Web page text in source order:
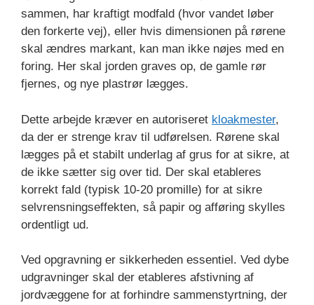
sammen, har kraftigt modfald (hvor vandet løber
den forkerte vej), eller hvis dimensionen på rørene
skal ændres markant, kan man ikke nøjes med en
foring. Her skal jorden graves op, de gamle rør
fjernes, og nye plastrør lægges.
Dette arbejde kræver en autoriseret kloakmester,
da der er strenge krav til udførelsen. Rørene skal
lægges på et stabilt underlag af grus for at sikre, at
de ikke sætter sig over tid. Der skal etableres
korrekt fald (typisk 10-20 promille) for at sikre
selvrensningseffekten, så papir og afføring skylles
ordentligt ud.
Ved opgravning er sikkerheden essentiel. Ved dybe
udgravninger skal der etableres afstivning af
jordvæggene for at forhindre sammenstyrtning, der